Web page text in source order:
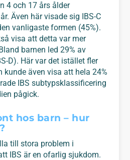
4 och 17 års ålder
Även här visade sig IBS-C
vanligaste formen (45%).
visa att detta var mer
barnen led 29% av
D). Här var det istället fler
kunde även visa att hela 24%
IBS subtypsklassificering
pågick.
hos barn – hur
till stora problem i
IBS är en ofarlig sjukdom.